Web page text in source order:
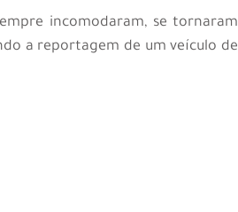
incomodaram, se tornaram
a reportagem de um veículo de